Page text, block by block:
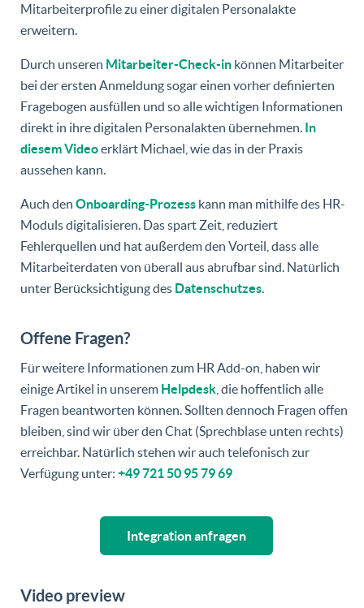
Mitarbeiterprofile zu einer digitalen Personalakte
erweitern.
Durch unseren Mitarbeiter-Check-in können Mitarbeiter
bei der ersten Anmeldung sogar einen vorher definierten
Fragebogen ausfüllen und so alle wichtigen Informationen
direkt in ihre digitalen Personalakten übernehmen. In
diesem Videoerklärt Michael, wie das in der Praxis
aussehen kann.
Auch den Onboarding-Prozess kann man mithilfe des HR-
Moduls digitalisieren. Das spart Zeit, reduziert
Fehlerquellen und hat außerdem den Vorteil, dass alle
Mitarbeiterdaten von überall aus abrufbar sind. Natürlich
unter Berücksichtigung des Datenschutzes.
Offene Fragen?
Für weitere Informationen zum HR Add-on, haben wir
einige Artikel in unserem Helpdesk , die hoffentlich alle
Fragen beantworten können. Sollten dennoch Fragen offen
bleiben, sind wir über den Chat (Sprechblase unten rechts)
erreichbar. Natürlich stehen wir auch telefonisch zur
Verfügung unter: +49 721 50 95 79 69
Integration anfragen
Video preview